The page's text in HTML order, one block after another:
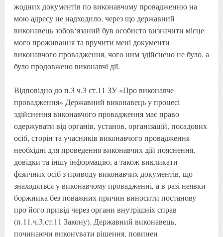
жодних документів по виконавчому провадженню на
мою адресу не надходило, через що державний
виконавець зобов‘язаний був особисто визначити місце
мого проживання та вручити мені документи
виконавчого провадження, чого ним здійснено не було, а
було продовжено виконавчі дії.
Відповідно до п.3 ч.3 ст.11 ЗУ «Про виконавче
провадження» Державний виконавець у процесі
здійснення виконавчого провадження має право
одержувати від органів, установ, організацій, посадових
осіб, сторін та учасників виконавчого провадження
необхідні для проведення виконавчих дій пояснення,
довідки та іншу інформацію, а також викликати
фізичних осіб з приводу виконавчих документів, що
знаходяться у виконавчому провадженні, а в разі неявки
боржника без поважних причин виносити постанову
про його привід через органи внутрішніх справ
(п.11.ч.3.ст.11 Закону). Державний виконавець,
починаючи виконувати рішення, повинен